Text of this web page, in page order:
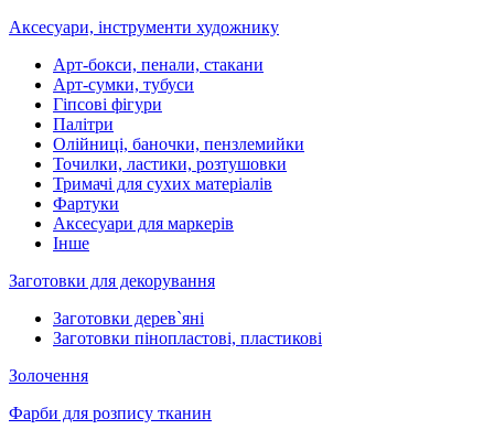
Аксесуари, інструменти художнику
Арт-бокси, пенали, стакани
Арт-сумки, тубуси
Гіпсові фігури
Палітри
Олійниці, баночки, пензлемийки
Точилки, ластики, розтушовки
Тримачі для сухих матеріалів
Фартуки
Аксесуари для маркерів
Інше
Заготовки для декорування
Заготовки дерев`яні
Заготовки пінопластові, пластикові
Золочення
Фарби для розпису тканин